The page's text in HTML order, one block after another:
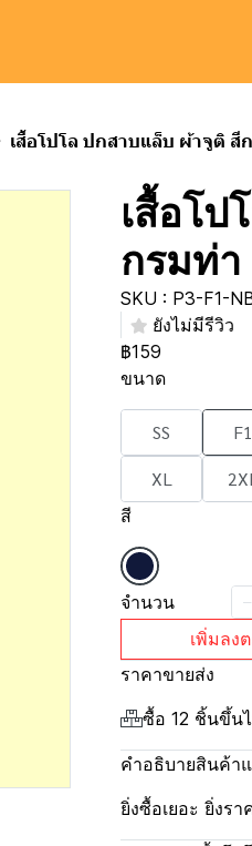
เสื้อโปโล ปกสาบแล็บ ผ้าจูติ สี
เสื้อโป
กรมท่า
SKU : P3-F1-
ยังไม่มีรีวิว
฿159
ขนาด
SS F1
XL
2XL
สี
จำนวน
เพิ่มลง
ราคาขายส่ง
ซื้อ 12 ชิ้นขึ้น
คำอธิบายสินค้า
ยิ่งซื้อเยอะ ยิ่งร